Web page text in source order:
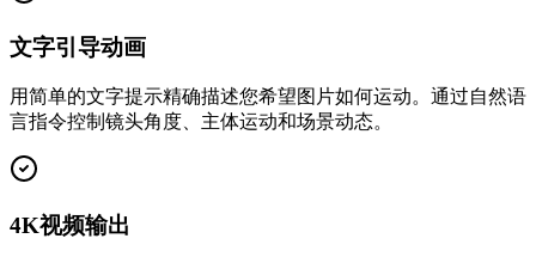
文字引导动画
用简单的文字提示精确描述您希望图片如何运动。通过自然语
言指令控制镜头角度、主体运动和场景动态。
4K视频输出